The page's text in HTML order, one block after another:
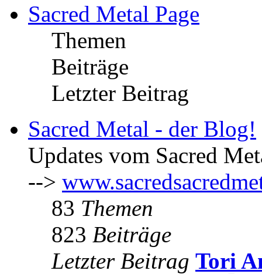
Sacred Metal Page
Themen
Beiträge
Letzter Beitrag
Sacred Metal - der Blog!
Updates vom Sacred
-->
83 Themen
823 Beiträge
Letzter Beitrag Tori